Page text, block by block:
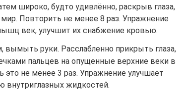
широко, будто удивлённо, раскрыв глаза,
Повторить не менее 8 раз. Упражнение
век, улучшит их снабжение кровью.
руки. Расслабленно прикрыть глаза,
пальцев на опущенные верхние веки в
это не менее 3 раз. Упражнение улучшает
внутриглазных жидкостей.